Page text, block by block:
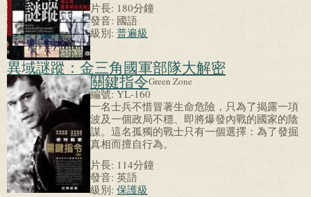
異域謎蹤：金三角國軍部隊大解密
片長: 180分鐘
發音: 國語
級別: 普遍級
關鍵指令Green Zone
編號:YL-160
一名士兵不惜冒著生命危險，只為了揭露一項
波及一個政局不穩、即將爆發內戰的國家的陰
謀。這名孤獨的戰士只有一個選擇：為了發掘
真相而擅自行為。
片長: 114分鐘
發音: 英語
級別: 保護級